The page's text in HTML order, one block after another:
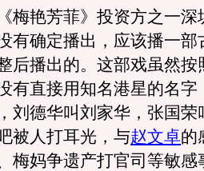
艳芳菲》投资方之一深
有确定播出，应该播一部
后播出的。这部戏虽然按
有直接用知名港星的名字
刘德华叫刘家华，张国荣
被人打耳光，与赵文卓的
梅妈争遗产打官司等敏感